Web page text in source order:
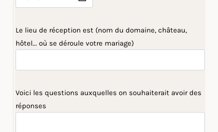
Le lieu de réception est (nom du domaine, château,
hôtel... où se déroule votre mariage)
Voici les questions auxquelles on souhaiterait avoir des
réponses